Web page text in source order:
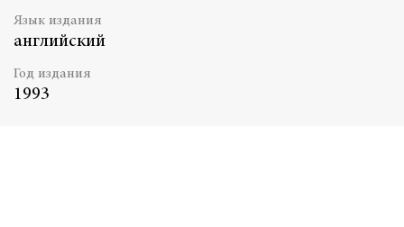
Язык издания
английский
Год издания
1993